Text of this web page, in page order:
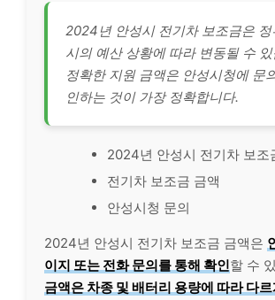
2024년 안성시 전기차 보조금은 정
시의 예산 상황에 따라 변동될 수
정확한 지원 금액은 안성시청에 문
인하는 것이 가장 정확합니다.
2024년 안성시 전기차 보조
전기차 보조금 금액
안성시청 문의
2024년 안성시 전기차 보조금 금액은
이지 또는 전화 문의를 통해 확인할 수
금액은 차종 및 배터리 용량에 따라 다